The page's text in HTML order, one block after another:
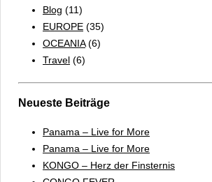
Blog (11)
EUROPE (35)
OCEANIA(6)
Travel (6)
Neueste Beiträge
Panama – Live for More
Panama – Live for More
KONGO – Herz der Finsternis